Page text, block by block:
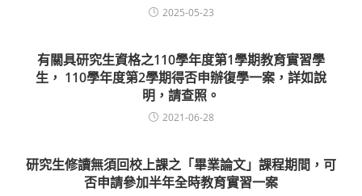
2025-05-23
有關具研究生資格之110學年度第1學期教育實習學
生， 110學年度第2學期得否申辦復學一案，詳如說
明，請查照。
2021-06-28
研究生修讀無須回校上課之「畢業論文」課程期間，可
否申請參加半年全時教育實習一案